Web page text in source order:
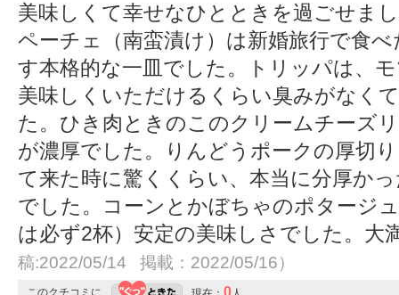
美味しくて幸せなひとときを過ごせま
ペーチェ（南蛮漬け）は新婚旅行で食
す本格的な一皿でした。トリッパは、
美味しくいただけるくらい臭みがなく
た。ひき肉ときのこのクリームチーズ
が濃厚でした。りんどうポークの厚切
て来た時に驚くくらい、本当に分厚か
でした。コーンとかぼちゃのポタージ
は必ず2杯）安定の美味しさでした。大
稿:2022/05/14 掲載：2022/05/16）
このクチコミに